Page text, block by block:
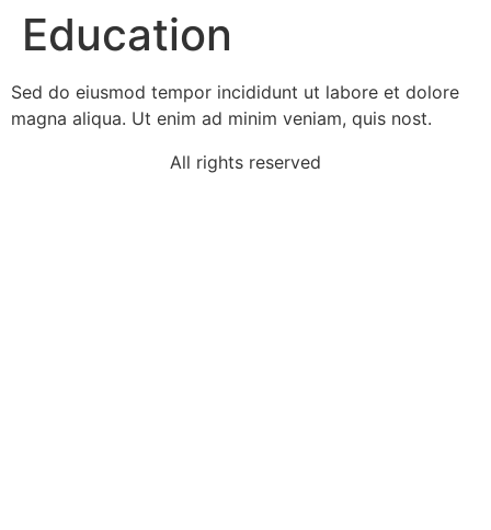
Education
Sed do eiusmod tempor incididunt ut labore et dolore
magna aliqua. Ut enim ad minim veniam, quis nost.
All rights reserved